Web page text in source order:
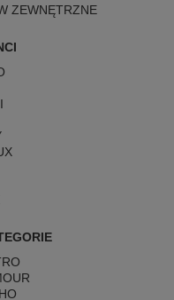
ZEWNĘTRZNE